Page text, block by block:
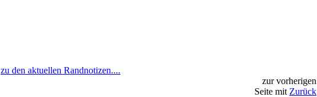
zu den aktuellen Randnotizen....
zur vorherigen
Seite mit Zurück